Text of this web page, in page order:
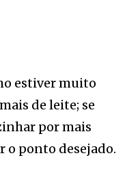
estiver muito
de leite; se
por mais
o ponto desejado.